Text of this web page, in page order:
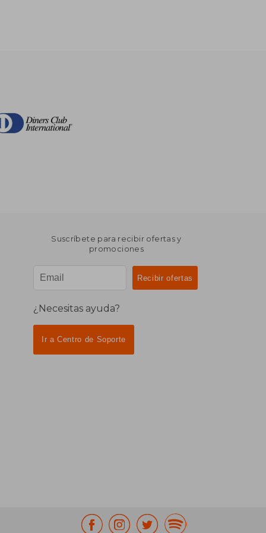
Suscríbete para recibir ofertas y
promociones
¿Necesitas ayuda?
Ir a Centro de Soporte